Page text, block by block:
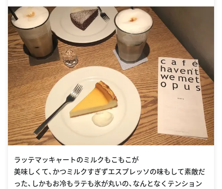
ラッテマッキャートのミルクもこもこが
美味しくて、かつミルクすぎずエスプレッソの味もして素敵だ
った、しかもお冷もラテも氷が丸いの、なんとなくテンション